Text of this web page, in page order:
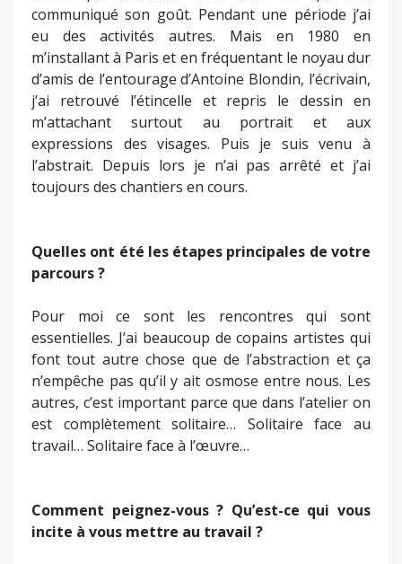
communiqué son goût. Pendant une période j’ai
eu des activités autres. Mais en 1980 en
m’installant à Paris et en fréquentant le noyau dur
d’amis de l’entourage d’Antoine Blondin, l’écrivain,
j’ai retrouvé l’étincelle et repris le dessin en
m’attachant surtout au portrait et aux
expressions des visages. Puis je suis venu à
l’abstrait. Depuis lors je n’ai pas arrêté et j’ai
toujours des chantiers en cours.
Quelles ont été les étapes principales de votre
parcours ?
Pour moi ce sont les rencontres qui sont
essentielles. J’ai beaucoup de copains artistes qui
font tout autre chose que de l’abstraction et ça
n’empêche pas qu’il y ait osmose entre nous. Les
autres, c’est important parce que dans l’atelier on
est complètement solitaire… Solitaire face au
travail… Solitaire face à l’œuvre…
Comment peignez-vous ? Qu’est-ce qui vous
incite à vous mettre au travail ?